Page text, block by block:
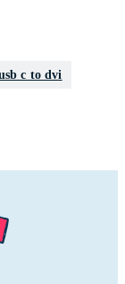
c to dvi